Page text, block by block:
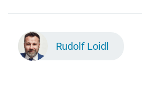
Rudolf Loidl